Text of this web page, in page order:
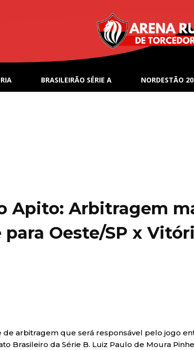
BRASILEIRÃO SÉRIE A NORDESTÃO
Apito: Arbitragem
para Oeste/SP x
de arbitragem que será responsável pelo jogo
Brasileiro da Série B. Luiz Paulo de Moura